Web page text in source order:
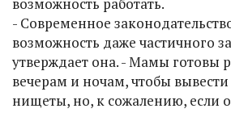
- Современное
возможность даже частичного
утверждает она. - Мамы готовы
вечерам и ночам, чтобы
нищеты, но, к сожалению, если